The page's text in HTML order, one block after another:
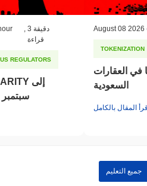
3 دقيقة
قراءة
US REGULATORS
August 08 2026
TOKENIZATION
في العقارات
السعودية
المقال بالكامل
جميع التعليم